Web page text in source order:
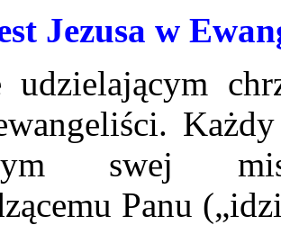
Jezusa w
udzielającym
swej
Panu („i